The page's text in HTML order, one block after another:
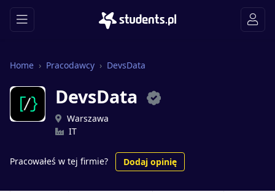
Home Pracodawcy DevsData
DevsData
Warszawa
IT
Pracowałeś w tej firmie? Dodaj opinię